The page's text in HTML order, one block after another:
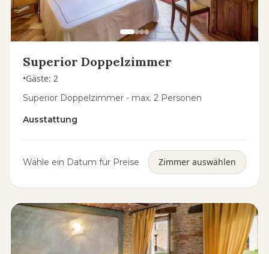
Superior Doppelzimmer
•Gäste: 2
Superior Doppelzimmer - max. 2 Personen
Ausstattung
Wähle ein Datum für Preise Zimmer auswählen